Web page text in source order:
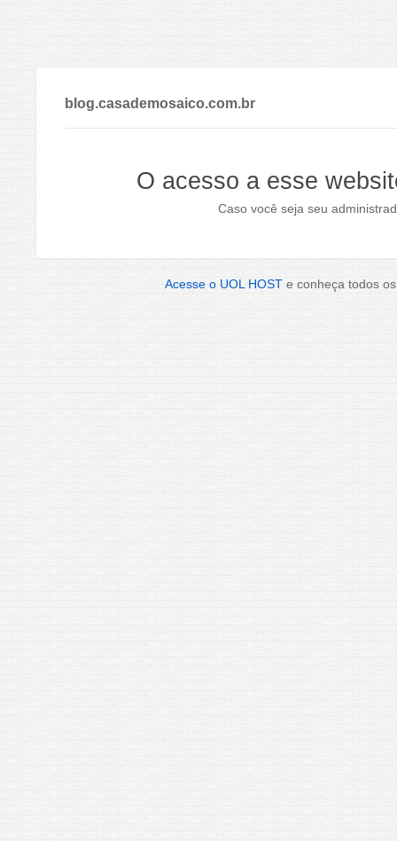
blog.casademosaico.com.br
O acesso a esse
Caso você seja seu
Acesse o UOL HOST e conheça todos